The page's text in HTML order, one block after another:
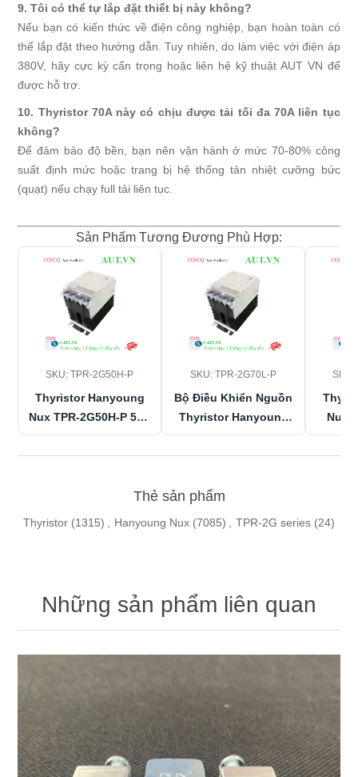
9. Tôi có thể tự lắp đặt thiết bị này không?
Nếu bạn có kiến thức về điện công nghiệp, bạn hoàn toàn có
thể lắp đặt theo hướng dẫn. Tuy nhiên, do làm việc với điện áp
380V, hãy cực kỳ cẩn trọng hoặc liên hệ kỹ thuật AUT VN để
được hỗ trợ.
10. Thyristor 70A này có chịu được tải tối đa 70A liên tục
không?
Để đảm bảo độ bền, bạn nên vận hành ở mức 70-80% công
suất định mức hoặc trang bị hệ thống tản nhiệt cưỡng bức
(quạt) nếu chạy full tải liên tục.
Sản Phẩm Tương Đương Phù Hợp:
SKU: TPR-2G50H-P
Thyristor Hanyoung
Nux TPR-2G50H-P 50A
380V: Điều Khiển Góc
Pha Chính Xác, Chống
SKU: TPR-2G70L-P
Bộ Điều Khiển Nguồn
Thyristor Hanyoung
Nux TPR-2G70L-P
(70A) - Điều Khiển Góc
Nhiệt Cưỡng Bức
SKU:
Nux
(50A,
Thẻ sản phẩm
Thyristor (1315) Hanyoung Nux (7085) TPR-2G series (24)
Những sản phẩm liên quan